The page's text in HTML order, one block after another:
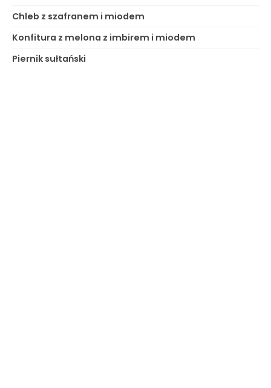
Chleb z szafranem i miodem
Konfitura z melona z imbirem i miodem
Piernik sułtański